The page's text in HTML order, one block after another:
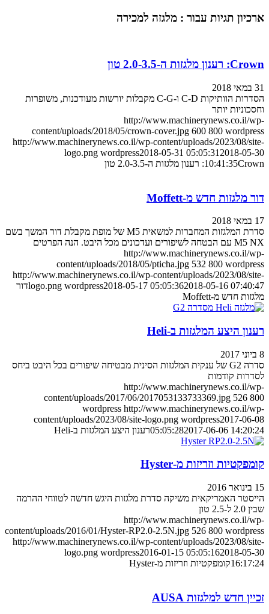
ארכיון תגיות עבור : מלגזה למכירה
Crown: רענון מלגזות ה-2.0-3.5 טון
31 במאי 2018
הסדרות הוותיקות C-D ו-C-G מקבלות יורשות מעודכנות, משופרות
וחסכוניות יותר
http://www.machinerynews.co.il/wp-
content/uploads/2018/05/crown-cover.jpg 600 800 wordpress
http://www.machinerynews.co.il/wp-content/uploads/2023/08/site-
logo.png wordpress2018-05-31 05:05:31 2018-05-30
10:41:35Crown: רענון מלגזות ה-2.0-3.5 טון
דור מלגזות חדש מ-Moffett
17 במאי 2018
סדרת המלגזות המחברות למשאית M5 של מופת מקבלת דור המשך בשם
M5 NX עם הבטחה לשיפורים ועדכונים מכל היבט. הנה הפרטים
http://www.machinerynews.co.il/wp-
content/uploads/2018/05/pticha.jpg 532 800 wordpress
http://www.machinerynews.co.il/wp-content/uploads/2023/08/site-
logo.png wordpress2018-05-17 05:05:362018-05-16 07:40:47
דור
מלגזות חדש מ-Moffett
רענון היצע המלגזות ב-Heli
8 ביוני 2017
סדרה G2 של ענקית המלגזות הסינית מבטיחה שיפורים בכל היבט ביחס
לסדרות קודמות
http://www.machinerynews.co.il/wp-
content/uploads/2017/06/2017053133733369.jpg 526 800
wordpress http://www.machinerynews.co.il/wp-
content/uploads/2023/08/site-logo.png wordpress2017-06-08
05:05:282017-06-06 14:20:24 רענון היצע המלגזות ב-Heli
קומפקטיות וזריזות מ-Hyster
15 בינואר 2016
הייסטר האמריקאית משיקה סדרת מלגזות היגש חדשה לטווחי ההרמה
שבין 2.0 ל-2.5 טון
http://www.machinerynews.co.il/wp-
content/uploads/2016/01/Hyster-RP2.0-2.5N.jpg 526 800 wordpress
http://www.machinerynews.co.il/wp-content/uploads/2023/08/site-
logo.png wordpress2016-01-15 05:05:162018-05-30
16:17:24קומפקטיות וזריזות מ-Hyster
זכיין חדש למלגזות AUSA